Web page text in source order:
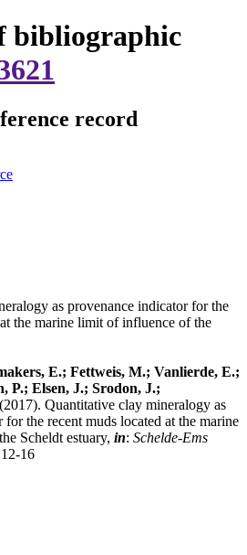
bibliographic
record
as provenance indicator for the
the marine limit of influence of the
E.; Fettweis, M.; Vanlierde, E.;
P.; Elsen, J.; Srodon, J.;
(2017). Quantitative clay mineralogy as
the recent muds located at the marine
Scheldt estuary, in: Schelde-Ems
16